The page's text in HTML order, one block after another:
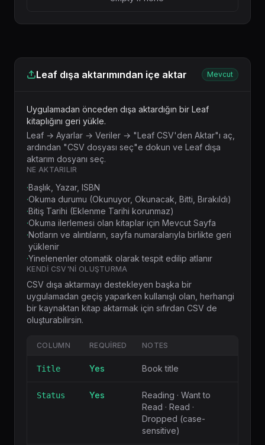
Leaf dışa aktarımından içe aktar Mevcut
Uygulamadan önceden dışa aktardığın bir Leaf
kitaplığını geri yükle.
Leaf → Ayarlar → Veriler → "Leaf CSV'den Aktar"ı aç,
ardından "CSV dosyası seç"e dokun ve Leaf dışa
aktarım dosyanı seç.
NE AKTARILIR
·Başlık, Yazar, ISBN
·Okuma durumu (Okunuyor, Okunacak, Bitti, Bırakıldı)
·Bitiş Tarihi (Eklenme Tarihi korunmaz)
·Okuma ilerlemesi olan kitaplar için Mevcut Sayfa
·Notların ve alıntıların, sayfa numaralarıyla birlikte geri
yüklenir
·Yinelenenler otomatik olarak tespit edilip atlanır
KENDI CSV'NI OLUŞTURMA
CSV dışa aktarmayı destekleyen başka bir
uygulamadan geçiş yaparken kullanışlı olan, herhangi
bir kaynaktan kitap aktarmak için sıfırdan CSV de
oluşturabilirsin.
COLUMN REQUIRED NOTES
Title Yes Book title
Status Yes
Reading · Want to
Read · Read ·
Dropped (case-
sensitive)